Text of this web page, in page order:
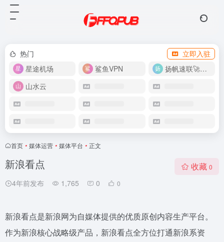
热门
立即入驻
星途机场
鲨鱼VPN
扬帆速联🚀很快
山水云
首页 • 媒体运营 • 媒体平台 • 正文
新浪看点
4年前发布 1,765 0 0
收藏 0
新浪看点是新浪网为自媒体提供的优质原创内容生产平台。
作为新浪核心战略级产品，新浪看点全方位打通新浪系资